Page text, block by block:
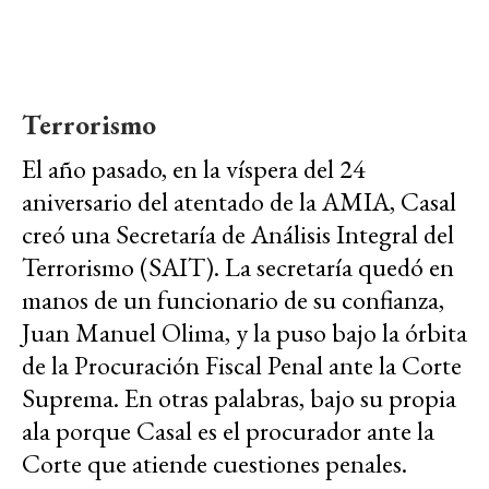
Terrorismo
El año pasado, en la víspera del 24
aniversario del atentado de la AMIA, Casal
creó una Secretaría de Análisis Integral del
Terrorismo (SAIT). La secretaría quedó en
manos de un funcionario de su confianza,
Juan Manuel Olima, y la puso bajo la órbita
de la Procuración Fiscal Penal ante la Corte
Suprema. En otras palabras, bajo su propia
ala porque Casal es el procurador ante la
Corte que atiende cuestiones penales.